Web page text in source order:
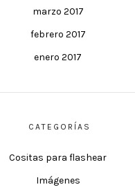
marzo 2017
febrero 2017
enero 2017
CATEGORÍAS
Cositas para flashear
Imágenes